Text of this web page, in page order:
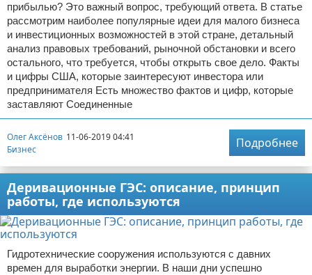
прибылью? Это важный вопрос, требующий ответа. В статье
рассмотрим наиболее популярные идеи для малого бизнеса
и инвестиционных возможностей в этой стране, детальный
анализ правовых требований, рыночной обстановки и всего
остального, что требуется, чтобы открыть свое дело. Факты
и цифры США, которые заинтересуют инвестора или
предпринимателя Есть множество фактов и цифр, которые
заставляют Соединенные
Олег Аксёнов 11-06-2019 04:41
Бизнес
Подробнее
Деривационные ГЭС: описание, принцип
работы, где используются
Гидротехнические сооружения используются с давних
времен для выработки энергии. В наши дни успешно